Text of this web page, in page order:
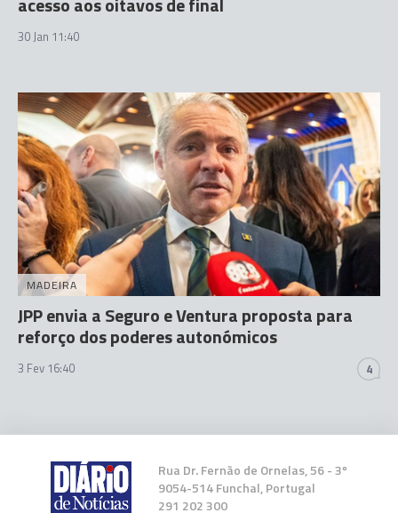
30 Jan 11:40
MADEIRA
JPP envia a Seguro e Ventura proposta para
reforço dos poderes autonómicos
3 Fev 16:40 4
Rua Dr. Fernão de Ornelas, 56 - 3º
9054-514 Funchal, Portugal
291 202 300